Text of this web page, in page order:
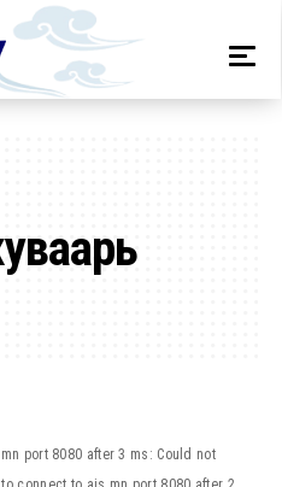
port 8080 after 3 ms: Could not